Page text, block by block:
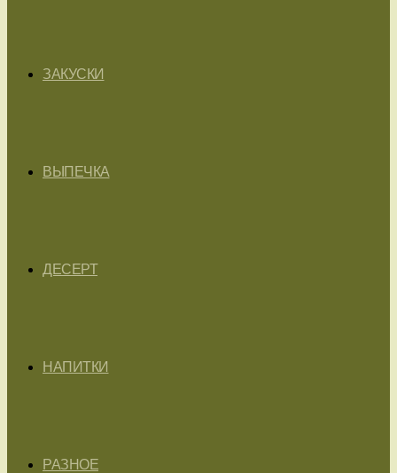
ЗАКУСКИ
ВЫПЕЧКА
ДЕСЕРТ
НАПИТКИ
РАЗНОЕ